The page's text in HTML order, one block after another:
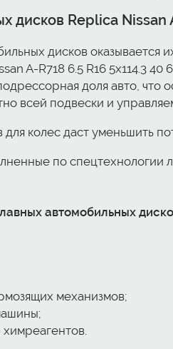
дисков Replica Nissan
дисков оказывается
A-R718 6.5 R16 5x114.3
доля авто,
всей подвески и
колес даст уменьшить
по
автомобильных
механизмов;